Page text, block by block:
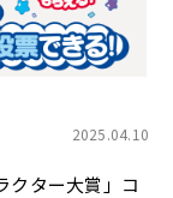
2025.04.10
クター大賞」コ